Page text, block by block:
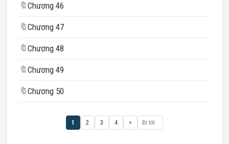
🔖 Chương 46
🔖 Chương 47
🔖 Chương 48
🔖 Chương 49
🔖 Chương 50
1 2 3 4 >